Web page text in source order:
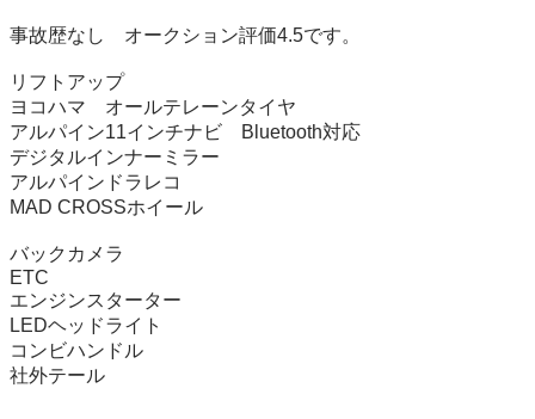
事故歴なし　オークション評価4.5です。
リフトアップ
ヨコハマ　オールテレーンタイヤ
アルパイン11インチナビ　Bluetooth対応
デジタルインナーミラー
アルパインドラレコ
MAD CROSSホイール
バックカメラ
ETC
エンジンスターター
LEDヘッドライト
コンビハンドル
社外テール